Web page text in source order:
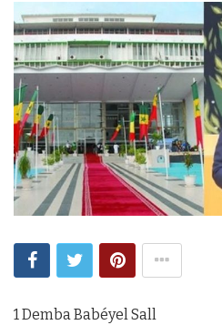
1 Demba Babéyel Sall